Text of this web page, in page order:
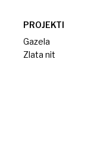
PROJEKTI
Gazela
Zlata nit